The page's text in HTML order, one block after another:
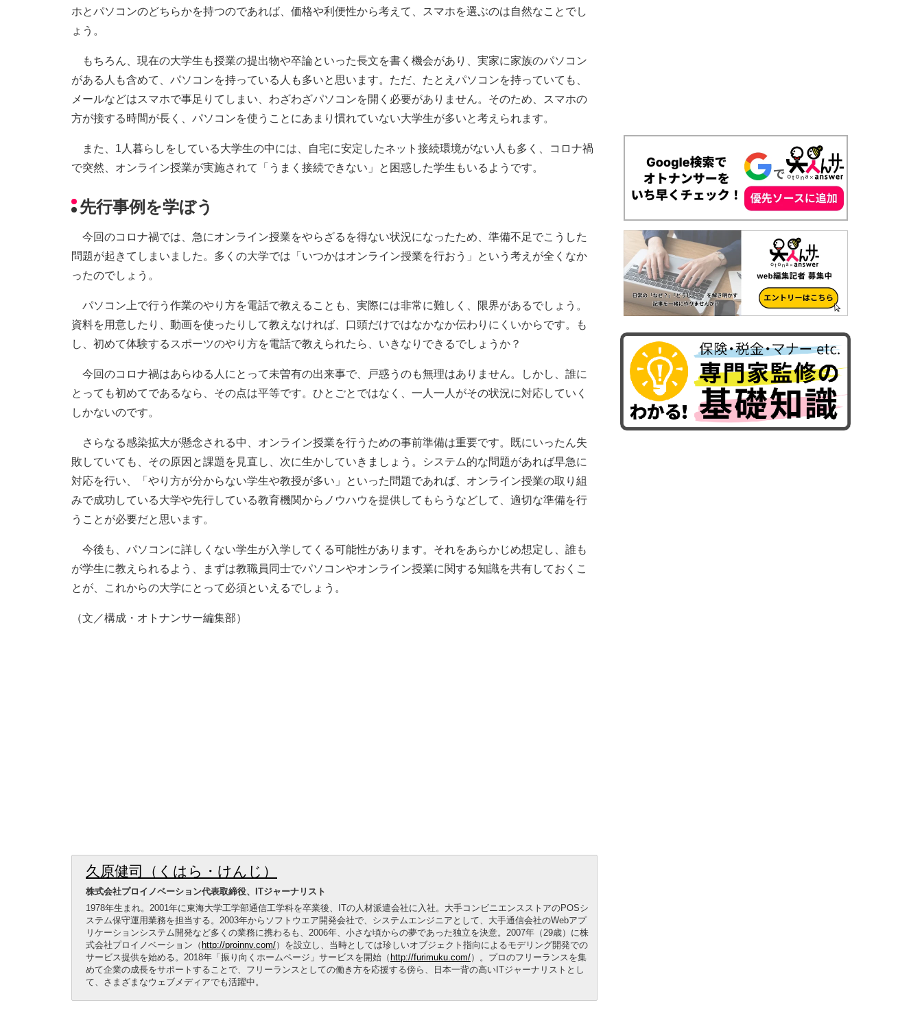
ホとパソコンのどちらかを持つのであれば、価格や利便性から考えて、スマホを選ぶのは自然なことでし
ょう。
もちろん、現在の大学生も授業の提出物や卒論といった長文を書く機会があり、実家に家族のパソコン
がある人も含めて、パソコンを持っている人も多いと思います。ただ、たとえパソコンを持っていても、
メールなどはスマホで事足りてしまい、わざわざパソコンを開く必要がありません。そのため、スマホの
方が接する時間が長く、パソコンを使うことにあまり慣れていない大学生が多いと考えられます。
また、1人暮らしをしている大学生の中には、自宅に安定したネット接続環境がない人も多く、コロナ禍
で突然、オンライン授業が実施されて「うまく接続できない」と困惑した学生もいるようです。
先行事例を学ぼう
今回のコロナ禍では、急にオンライン授業をやらざるを得ない状況になったため、準備不足でこうした
問題が起きてしまいました。多くの大学では「いつかはオンライン授業を行おう」という考えが全くなか
ったのでしょう。
パソコン上で行う作業のやり方を電話で教えることも、実際には非常に難しく、限界があるでしょう。
資料を用意したり、動画を使ったりして教えなければ、口頭だけではなかなか伝わりにくいからです。も
し、初めて体験するスポーツのやり方を電話で教えられたら、いきなりできるでしょうか？
今回のコロナ禍はあらゆる人にとって未曽有の出来事で、戸惑うのも無理はありません。しかし、誰に
とっても初めてであるなら、その点は平等です。ひとごとではなく、一人一人がその状況に対応していく
しかないのです。
さらなる感染拡大が懸念される中、オンライン授業を行うための事前準備は重要です。既にいったん失
敗していても、その原因と課題を見直し、次に生かしていきましょう。システム的な問題があれば早急に
対応を行い、「やり方が分からない学生や教授が多い」といった問題であれば、オンライン授業の取り組
みで成功している大学や先行している教育機関からノウハウを提供してもらうなどして、適切な準備を行
うことが必要だと思います。
今後も、パソコンに詳しくない学生が入学してくる可能性があります。それをあらかじめ想定し、誰も
が学生に教えられるよう、まずは教職員同士でパソコンやオンライン授業に関する知識を共有しておくこ
とが、これからの大学にとって必須といえるでしょう。
（文／構成・オトナンサー編集部）
久原健司（くはら・けんじ）
株式会社プロイノベーション代表取締役、ITジャーナリスト
1978年生まれ。2001年に東海大学工学部通信工学科を卒業後、ITの人材派遣会社に入社。大手コンビニエンスストアのPOSシ
ステム保守運用業務を担当する。2003年からソフトウエア開発会社で、システムエンジニアとして、大手通信会社のWebアプ
リケーションシステム開発など多くの業務に携わるも、2006年、小さな頃からの夢であった独立を決意。2007年（29歳）に株
式会社プロイノベーション（ http://proinnv.com/）を設立し、当時としては珍しいオブジェクト指向によるモデリング開発での
サービス提供を始める。2018年「振り向くホームページ」サービスを開始（ http://furimuku.com/）。プロのフリーランスを集
めて企業の成長をサポートすることで、フリーランスとしての働き方を応援する傍ら、日本一背の高いITジャーナリストとし
て、さまざまなウェブメディアでも活躍中。